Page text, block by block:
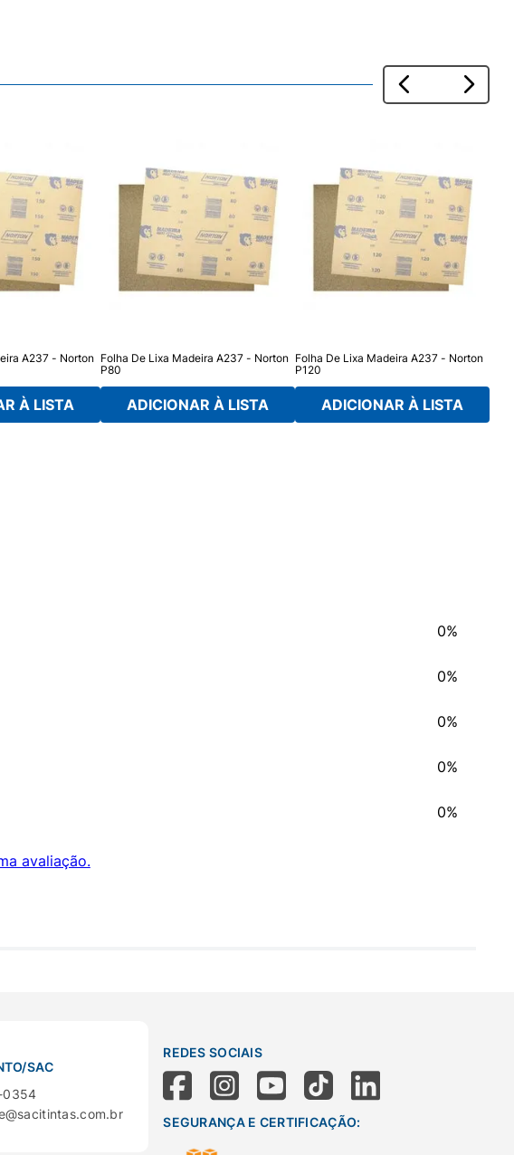
A237 - Norton
À LISTA
Folha De Lixa Madeira A237 - Norton
P80
ADICIONAR À LISTA
Folha De Lixa Madeira A237 - Norton
P120
ADICIONAR À LISTA
0%
0%
0%
0%
0%
avaliação.
SAC
0354
REDES SOCIAIS
SEGURANÇA E CERTIFICAÇÃO: